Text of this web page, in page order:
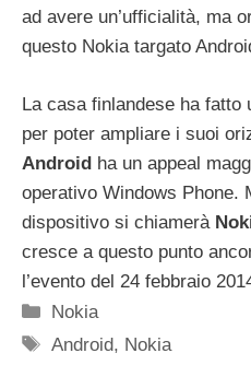
ad avere un’ufficialità, ma
questo Nokia targato
La casa finlandese ha fatto
per poter ampliare i suoi
Android ha un appeal
operativo Windows Phone.
dispositivo si chiamerà
cresce a questo punto
l’evento del 24 febbraio
Categorie
Nokia
Tag
Android, Nokia